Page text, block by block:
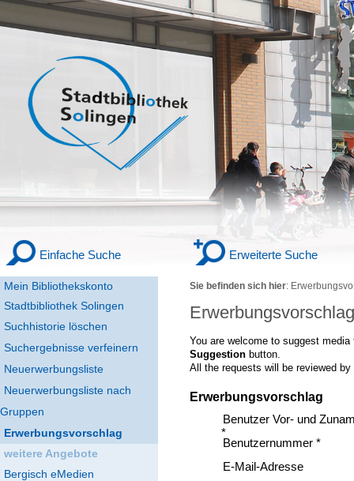
Mein Bibliothekskonto
Stadtbibliothek Solingen
Einfache Suche Erweiterte Suche
Suchhistorie löschen
Suchergebnisse verfeinern
Neuerwerbungsliste
Neuerwerbungsliste nach
Gruppen
Erwerbungsvorschlag
weitere Angebote
Bergisch eMedien
Sie befinden sich hier:
Erwerbungsvorschlag
You are welcome to suggest
Suggestion button.
All the requests will be reviewed
Erwerbungsvorschlag
Benutzer Vor- und
*
Benutzernummer *
E-Mail-Adresse